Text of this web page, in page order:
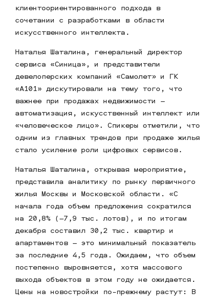
клиентоориентированного подхода в
сочетании с разработками в области
искусственного интеллекта.
Наталья Шаталина, генеральный директор
сервиса «Синица», и представители
девелоперских компаний «Самолет» и ГК
«А101» дискутировали на тему того, что
важнее при продажах недвижимости –
автоматизация, искусственный интеллект или
«человеческое лицо». Спикеры отметили, что
одним из главных трендов при продаже жилья
стало усиление роли цифровых сервисов.
Наталья Шаталина, открывая мероприятие,
представила аналитику по рынку первичного
жилья Москвы и Московской области. «С
начала года объем предложения сократился
на 20,8% (–7,9 тыс. лотов), и по итогам
декабря составил 30,2 тыс. квартир и
апартаментов – это минимальный показатель
за последние 4,5 года. Ожидаем, что объем
постепенно выровняется, хотя массового
выхода объектов в этом году не ожидается.
Цены на новостройки по-прежнему растут: В